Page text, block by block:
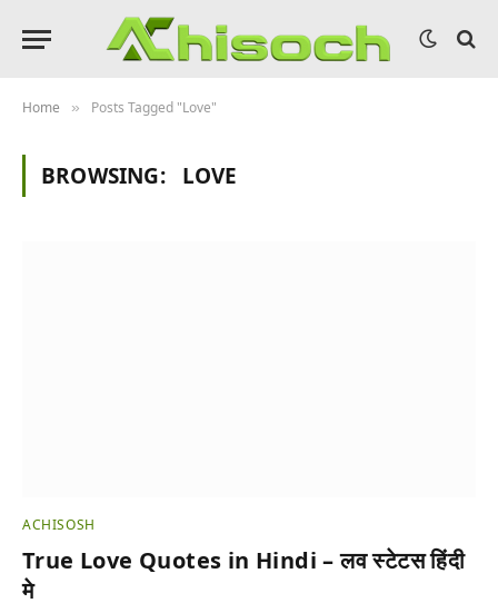
Home » Posts Tagged "Love"
BROWSING: LOVE
ACHISOSH
True Love Quotes in Hindi – लव स्टेटस हिंदी
मे